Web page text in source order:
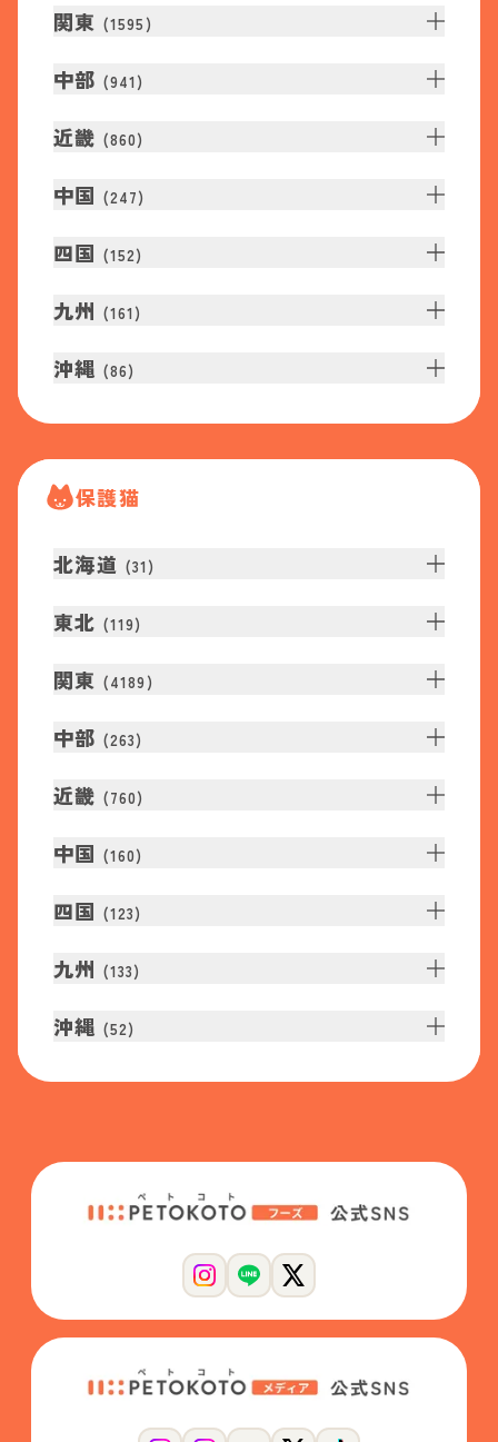
関東 (1595 )
中部 (941 )
近畿 (860)
中国 (247)
四国 (152)
九州 (161 )
沖縄 (86)
保護猫
北海道 (31 )
東北 (119)
関東 (4189 )
中部 (263)
近畿 (760)
中国 (160)
四国 (123)
九州 (133)
沖縄 (52)